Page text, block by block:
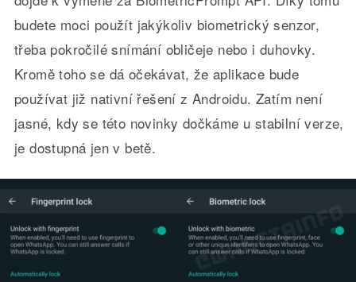
budete moci použít jakýkoliv biometrický senzor,
třeba pokročilé snímání obličeje nebo i duhovky.
Kromě toho se dá očekávat, že aplikace bude
používat již nativní řešení z Androidu. Zatím není
jasné, kdy se této novinky dočkáme u stabilní verze,
je dostupná jen v betě.